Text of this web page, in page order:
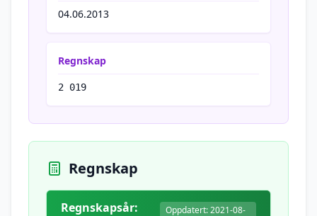
04.06.2013
Regnskap
2 019
Regnskap
Regnskapsår:
Oppdatert: 2021-08-